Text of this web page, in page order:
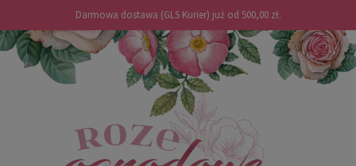
Darmowa dostawa (GLS Kurier) już od 500,00 zł.